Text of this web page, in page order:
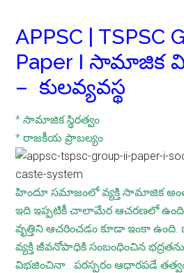
APPSC | TSPSC
Paper I సామాజిక
– కుల‌వ్య‌వ‌స్థ‌
* సామాజిక స్థిరత్వం
* రాజకీయ ప్రాబల్యం
హిందూ సమాజంలో వ్యక్తి సామాజిక
ఇది ఇప్పటికీ చాలామేర ఆచరణలో ఉంది.
వృత్తిని ఆచరించడం కూడా ఇంకా ఉంది.
వ్యక్తి జీవనోపాధికి సంబంధించిన భద్రతను
విభజించినా.. పరస్పరం ఆధారపడే